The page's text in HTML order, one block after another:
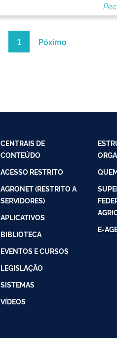
1 Póximo
CENTRAIS DE
CONTEÚDO
ACESSO RESTRITO
AGRONET (RESTRITO A
SERVIDORES)
APLICATIVOS
BIBLIOTECA
EVENTOS E CURSOS
LEGISLAÇÃO
SISTEMAS
VÍDEOS
E-